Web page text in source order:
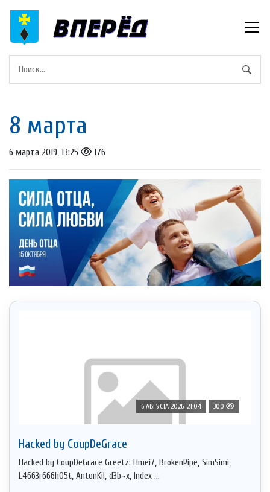
8 марта
6 марта 2019, 13:25 176
6 АВГУСТА 2026, 21:04 300
Hacked by CoupDeGrace
Hacked by CoupDeGrace Greetz: Hmei7, BrokenPipe, SimSimi,
L4663r666h05t, AntonKil, d3b~x, Index ...